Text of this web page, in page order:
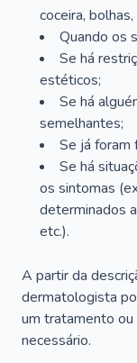
coceira,
Quando os
Se há
estéticos;
Se há
semelhantes;
Se já foram
Se há
os sintomas
determinados
etc.).
A partir da
dermatologista
um tratamento
necessário.